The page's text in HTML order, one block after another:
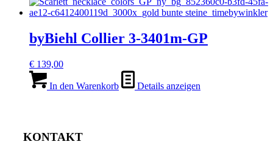
byBiehl Collier 3-3401m-GP
€ 139,00
In den Warenkorb Details anzeigen
KONTAKT